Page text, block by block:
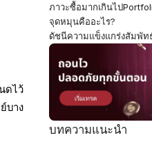
ดไว้
บาง
ภาวะซื้อมากเกินไป
จุดหมุนคืออะไร?
ดัชนีความแข็งแกร่งสัมพัท
บทความแนะนำ